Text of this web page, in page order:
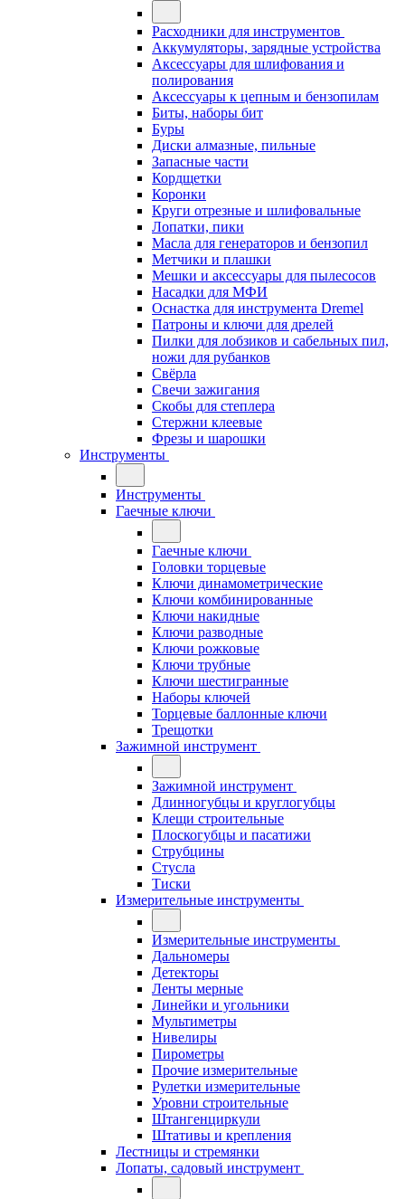
Расходники для инструментов
Аккумуляторы, зарядные устройства
Аксессуары для шлифования и
полирования
Аксессуары к цепным и бензопилам
Биты, наборы бит
Буры
Диски алмазные, пильные
Запасные части
Кордщетки
Коронки
Круги отрезные и шлифовальные
Лопатки, пики
Масла для генераторов и бензопил
Метчики и плашки
Мешки и аксессуары для пылесосов
Насадки для МФИ
Оснастка для инструмента Dremel
Патроны и ключи для дрелей
Пилки для лобзиков и сабельных пил,
ножи для рубанков
Свёрла
Свечи зажигания
Скобы для степлера
Стержни клеевые
Фрезы и шарошки
Инструменты
Инструменты
Гаечные ключи
Гаечные ключи
Головки торцевые
Ключи динамометрические
Ключи комбинированные
Ключи накидные
Ключи разводные
Ключи рожковые
Ключи трубные
Ключи шестигранные
Наборы ключей
Торцевые баллонные ключи
Трещотки
Зажимной инструмент
Зажимной инструмент
Длинногубцы и круглогубцы
Клещи строительные
Плоскогубцы и пасатижи
Струбцины
Стусла
Тиски
Измерительные инструменты
Измерительные инструменты
Дальномеры
Детекторы
Ленты мерные
Линейки и угольники
Мультиметры
Нивелиры
Пирометры
Прочие измерительные
Рулетки измерительные
Уровни строительные
Штангенциркули
Штативы и крепления
Лестницы и стремянки
Лопаты, садовый инструмент